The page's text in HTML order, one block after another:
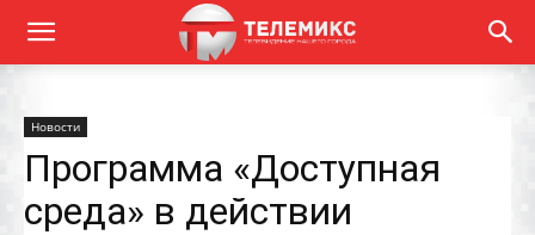
Новости
Программа «Доступная
среда» в действии